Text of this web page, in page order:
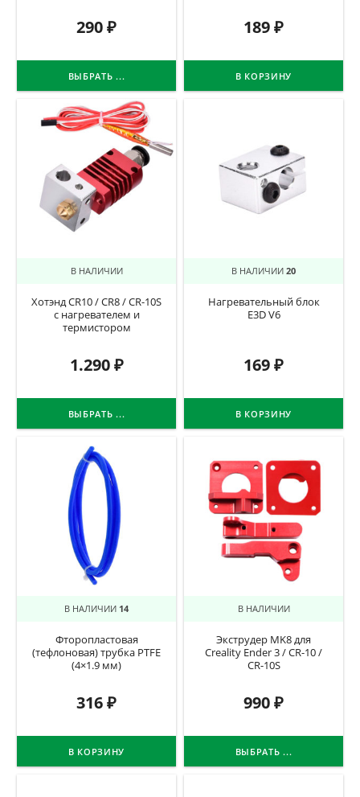
290₽
ВЫБРАТЬ ...
189₽
В КОРЗИНУ
В НАЛИЧИИ
Хотэнд CR10 / CR8 / CR-10S
с нагревателем и
термистором
1.290₽
ВЫБРАТЬ ...
В НАЛИЧИИ 20
Нагревательный блок
E3D V6
169₽
В КОРЗИНУ
В НАЛИЧИИ 14
Фторопластовая
(тефлоновая) трубка PTFE
(4×1.9 мм)
316₽
В КОРЗИНУ
В НАЛИЧИИ
Экструдер MK8 для
Creality Ender 3 / CR-10 /
CR-10S
990₽
ВЫБРАТЬ ...